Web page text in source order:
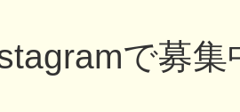
で募集